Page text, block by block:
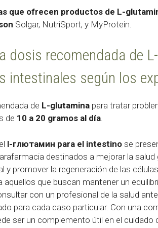
que ofrecen productos de L-
Solgar, NutriSport, y MyProtein.
dosis recomendada de
intestinales según los
de L-glutamina para tratar
de 10 a 20 gramos al día.
l-глютамин para el intestino se
destinados a mejorar la
y promover la regeneración de las
aquellos que buscan mantener un
con un profesional de la salud
para cada caso particular. Con una
ser un complemento útil en el cuidado